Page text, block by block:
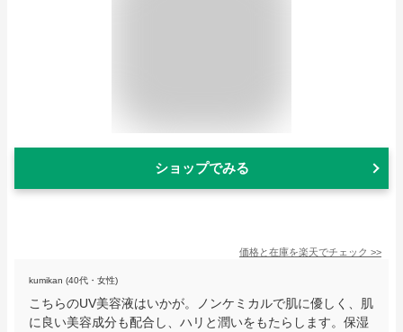
ショップでみる
価格と在庫を楽天でチェック >>
kumikan (40代・女性)
こちらのUV美容液はいかが。ノンケミカルで肌に優しく、肌
に良い美容成分も配合し、ハリと潤いをもたらします。保湿